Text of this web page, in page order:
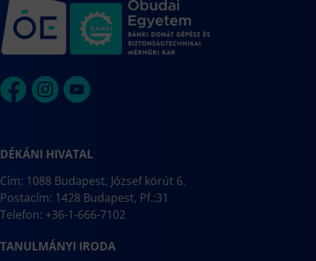
DÉKÁNI HIVATAL
Cím: 1088 Budapest, József körút 6.
Postacím: 1428 Budapest, Pf.:31
Telefon: +36-1-666-7102
TANULMÁNYI IRODA